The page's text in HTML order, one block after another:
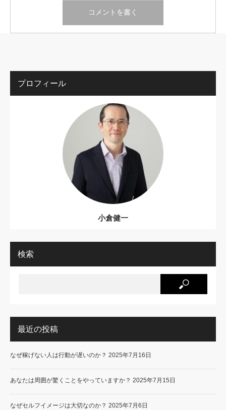
プロフィール
小倉健一
検索
最近の投稿
なぜ稼げない人は行動が遅いのか？ 2025年7月16日
あなたは周囲が驚くことをやっていますか？ 2025年7月15日
なぜセルフイメージは大切なのか？ 2025年7月6日